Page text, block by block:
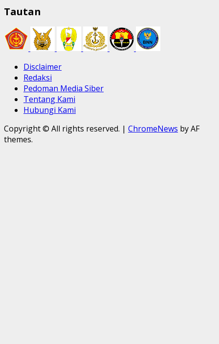
Tautan
Disclaimer
Redaksi
Pedoman Media Siber
Tentang Kami
Hubungi Kami
Copyright © All rights reserved. | ChromeNews by AF
themes.